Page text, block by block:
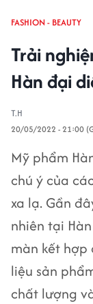
FASHION - BEAUTY
Trải
Hàn đại
T.H
20/05/2022 - 21:00
Mỹ phẩm
chú ý của
xa lạ. Gần
nhiên tại
màn kết hợp
liệu sản
chất lượng